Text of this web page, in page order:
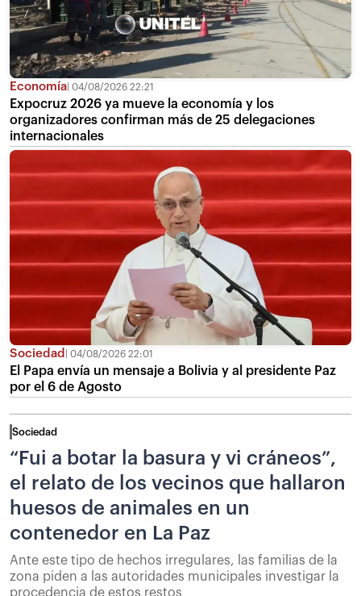
Economía 04/08/2026 22:21
Expocruz 2026 ya mueve la economía y los
organizadores confirman más de 25 delegaciones
internacionales
Sociedad 04/08/2026 22:01
El Papa envía un mensaje a Bolivia y al presidente Paz
por el 6 de Agosto
Sociedad
“Fui a botar la basura y vi cráneos”,
el relato de los vecinos que hallaron
huesos de animales en un
contenedor en La Paz
Ante este tipo de hechos irregulares, las familias de la
zona piden a las autoridades municipales investigar la
procedencia de estos restos